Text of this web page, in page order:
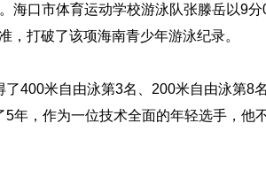
海口市体育运动学校游泳队张滕岳以9分
打破了该项海南青少年游泳纪录。
400米自由泳第3名、200米自由泳第8名
年，作为一位技术全面的年轻选手，他